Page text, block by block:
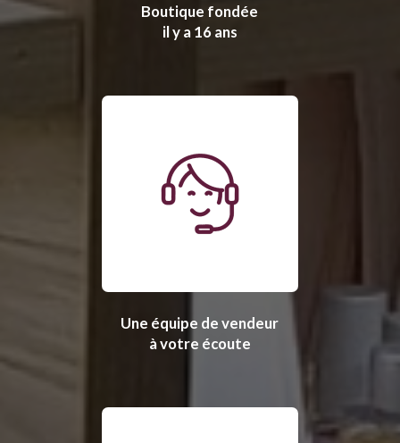
Boutique fondée
il y a 16 ans
Une équipe de vendeur
à votre écoute